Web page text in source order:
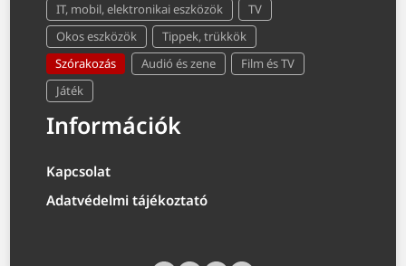
IT, mobil, elektronikai eszközök
TV
Okos eszközök
Tippek, trükkök
Szórakozás
Audió és zene
Film és TV
Játék
Információk
Kapcsolat
Adatvédelmi tájékoztató